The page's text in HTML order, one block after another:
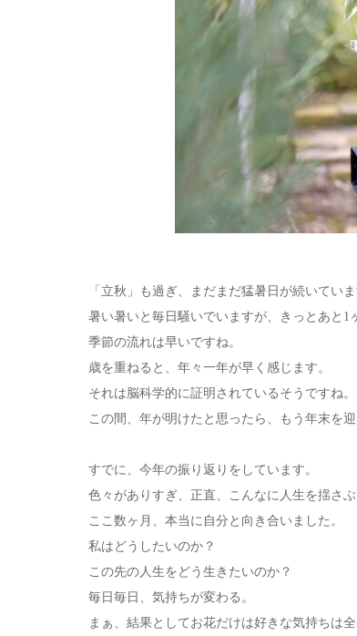
「立秋」も過ぎ、まだまだ猛暑日が続いてい
暑い暑いと毎日騒いでいますが、きっとあと1
季節の流れは早いですね。
歳を重ねると、年々一年が早く感じます。
それは脳科学的に証明されているそうですね。
この間、年が明けたと思ったら、もう年末を迎
すでに、今年の振り返りをしています。
色々がありすぎ、正直、こんなに人生を揺さ
ここ数ヶ月、本当に自分と向き合いました。
私はどうしたいのか？
この先の人生をどう生きたいのか？
毎日毎日、気持ちが変わる。
まぁ、結果としてお花だけは好きな気持ちは